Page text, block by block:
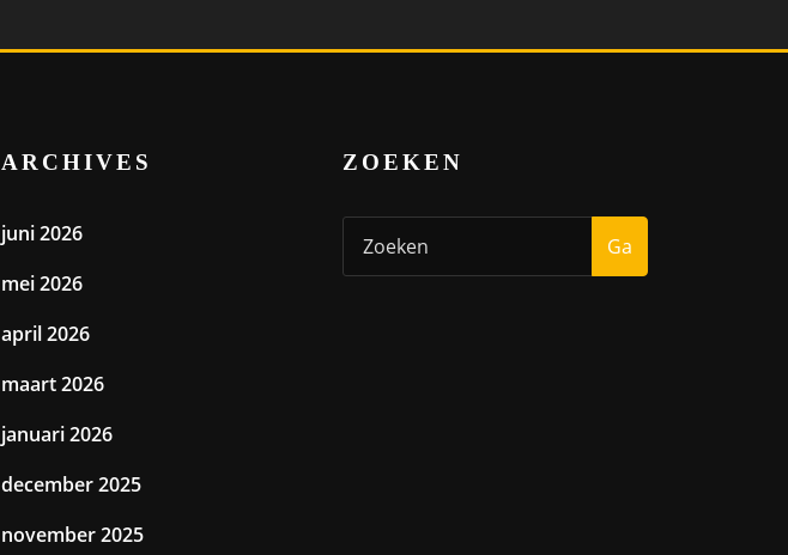
ARCHIVES
juni 2026
mei 2026
april 2026
maart 2026
januari 2026
december 2025
november 2025
ZOEKEN
Ga